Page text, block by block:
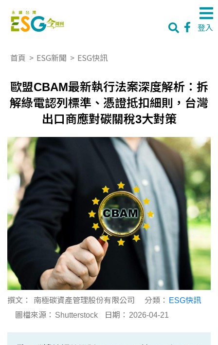
登入
首頁 > ESG新聞 > ESG快訊
歐盟CBAM最新執行法案深度解析：拆
解綠電認列標準、憑證抵扣細則，台灣
出口商應對碳關稅3大對策
撰文： 南極碳資產管理股份有限公司 分類：
ESG快訊
圖檔來源： Shutterstock 日期： 2026-04-21